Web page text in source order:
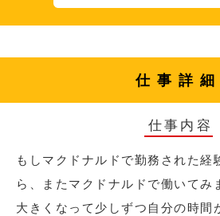
仕事詳細
仕事内容
もしマクドナルドで勤務された経
ら、またマクドナルドで働いてみ
大きくなって少しずつ自分の時間